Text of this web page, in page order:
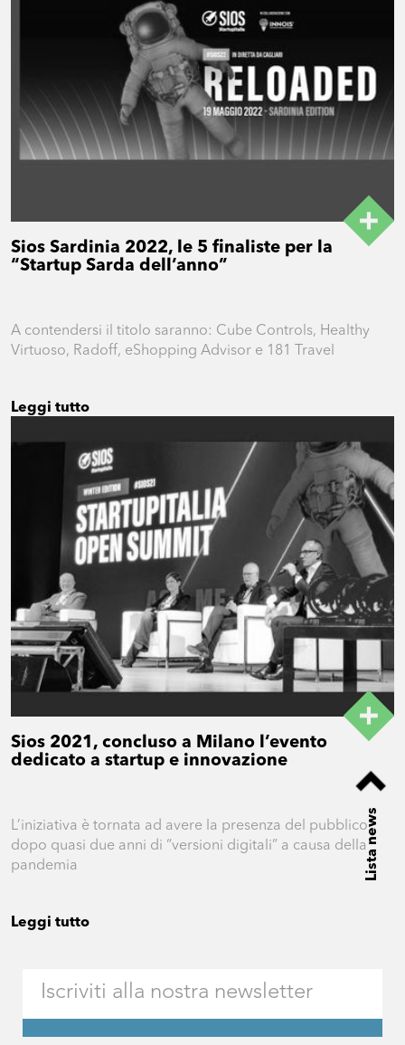
Sios Sardinia 2022, le 5 finaliste per la
“Startup Sarda dell’anno”
A contendersi il titolo saranno: Cube Controls, Healthy
Virtuoso, Radoff, eShopping Advisor e 181 Travel
Leggi tutto
Sios 2021, concluso a Milano l’evento
dedicato a startup e innovazione
L’iniziativa è tornata ad avere la presenza del pubblico
dopo quasi due anni di “versioni digitali” a causa della
pandemia
Leggi tutto
Lista news